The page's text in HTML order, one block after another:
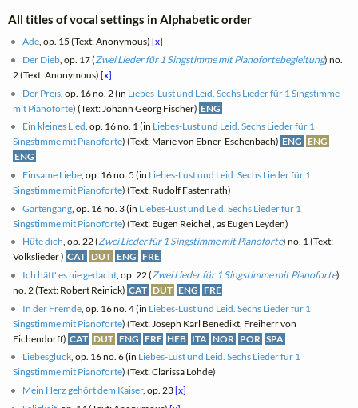
All titles of vocal settings in Alphabetic order
Ade, op. 15 (Text: Anonymous)[x]
Der Dieb , op. 17 (Zwei Lieder für 1 Singstimme mit Pianofortebegleitung) no.
2 (Text: Anonymous)[x]
Der Preis , op. 16 no. 2 (in Liebes-Lust und Leid. Sechs Lieder für 1 Singstimme
mit Pianoforte) (Text: Johann Georg Fischer) ENG
Ein kleines Lied, op. 16 no. 1 (in Liebes-Lust und Leid. Sechs Lieder für 1
Singstimme mit Pianoforte) (Text: Marie von Ebner-Eschenbach) ENG ENG
ENG
Einsame Liebe , op. 16 no. 5 (in Liebes-Lust und Leid. Sechs Lieder für 1
Singstimme mit Pianoforte) (Text: Rudolf Fastenrath)
Gartengang , op. 16 no. 3 (in Liebes-Lust und Leid. Sechs Lieder für 1
Singstimme mit Pianoforte) (Text: Eugen Reichel , as Eugen Leyden)
Hüte dich, op. 22 (Zwei Lieder für 1 Singstimme mit Pianoforte) no. 1 (Text:
Volkslieder ) CAT DUT ENG FRE
Ich hätt' es nie gedacht , op. 22 (Zwei Lieder für 1 Singstimme mit Pianoforte)
no. 2 (Text: Robert Reinick) CAT DUT ENG FRE
In der Fremde , op. 16 no. 4 (in Liebes-Lust und Leid. Sechs Lieder für 1
Singstimme mit Pianoforte) (Text: Joseph Karl Benedikt, Freiherr von
Eichendorff) CAT DUT ENG FRE HEB ITA NOR POR SPA
Liebesglück, op. 16 no. 6 (in Liebes-Lust und Leid. Sechs Lieder für 1
Singstimme mit Pianoforte) (Text: Clarissa Lohde)
Mein Herz gehört dem Kaiser, op. 23[x]